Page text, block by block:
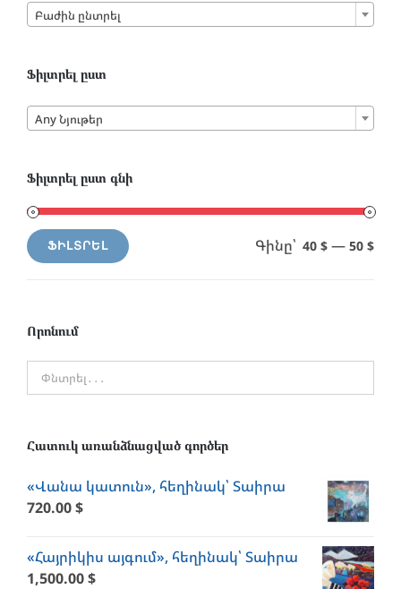
Բաժին ընտրել
Ֆիլտրել ըստ
Any Նյութեր
Ֆիլտրել ըստ գնի
Min
MaxՖԻԼՏՐԵԼ Գինը՝ 40 $ — 50 $
Որոնում
Հատուկ առանձնացված գործեր
«Վանա կատուն», հեղինակ՝ Տաիրա
720.00$
«Հայրիկիս այգում», հեղինակ՝ Տաիրա
1,500.00$